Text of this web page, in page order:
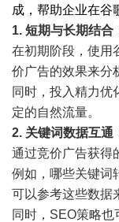
成，帮助企业在谷
1. 短期与长期结合
在初期阶段，使用
价广告的效果来分
同时，投入精力优
定的自然流量。
2. 关键词数据互通
通过竞价广告获得
例如，哪些关键词
可以参考这些数据
同时，SEO策略